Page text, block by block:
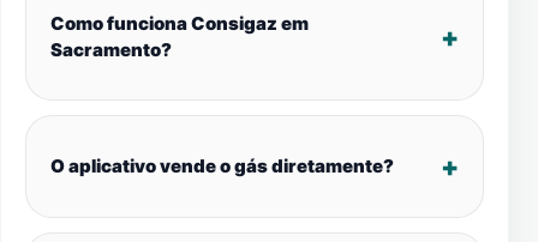
Como funciona Consigaz em
Sacramento?
O aplicativo vende o gás diretamente?